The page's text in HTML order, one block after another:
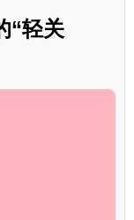
“轻关